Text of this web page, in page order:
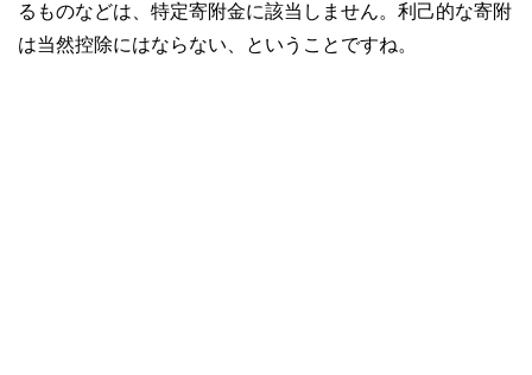
るものなどは、特定寄附金に該当しません。利己的な寄附
は当然控除にはならない、ということですね。